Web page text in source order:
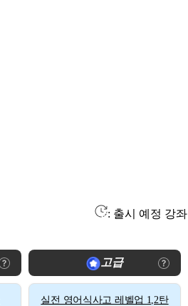
: 출시 예정 강좌
고급
실전 영어식사고 레벨업 1,2탄